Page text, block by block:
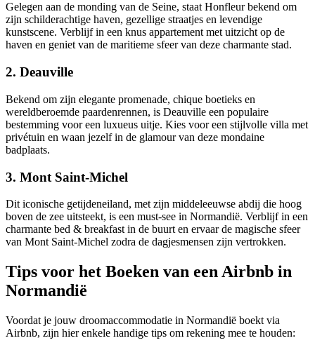
Gelegen aan de monding van de Seine, staat Honfleur bekend om
zijn schilderachtige haven, gezellige straatjes en levendige
kunstscene. Verblijf in een knus appartement met uitzicht op de
haven en geniet van de maritieme sfeer van deze charmante stad.
2. Deauville
Bekend om zijn elegante promenade, chique boetieks en
wereldberoemde paardenrennen, is Deauville een populaire
bestemming voor een luxueus uitje. Kies voor een stijlvolle villa met
privétuin en waan jezelf in de glamour van deze mondaine
badplaats.
3. Mont Saint-Michel
Dit iconische getijdeneiland, met zijn middeleeuwse abdij die hoog
boven de zee uitsteekt, is een must-see in Normandië. Verblijf in een
charmante bed & breakfast in de buurt en ervaar de magische sfeer
van Mont Saint-Michel zodra de dagjesmensen zijn vertrokken.
Tips voor het Boeken van een Airbnb in
Normandië
Voordat je jouw droomaccommodatie in Normandië boekt via
Airbnb, zijn hier enkele handige tips om rekening mee te houden: